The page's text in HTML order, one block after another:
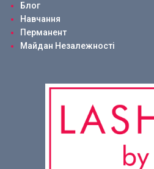
Блог
Навчання
Перманент
Майдан Незалежності